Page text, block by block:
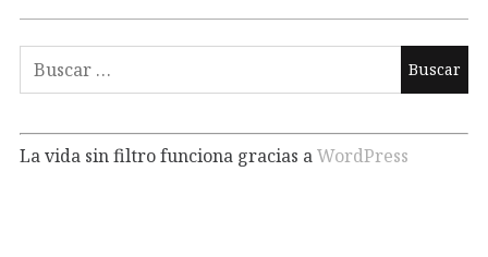
Buscar:
La vida sin filtro funciona gracias aWordPress